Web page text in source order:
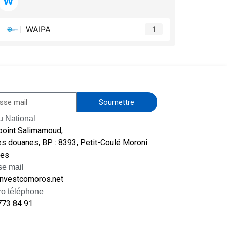
WAIPA 1
Soumettre
National
Salimamoud,
douanes, BP : 8393, Petit-Coulé Moroni
mail
téléphone
84 91